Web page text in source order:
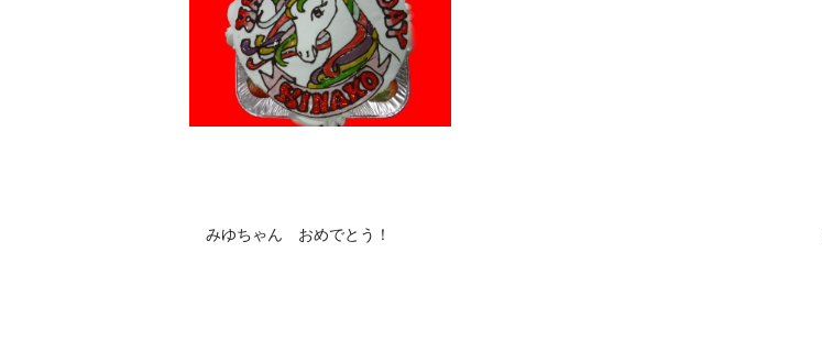
みゆちゃん おめでとう！